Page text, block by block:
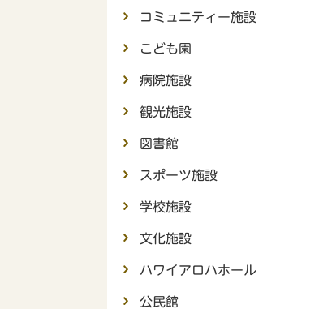
コミュニティー施設
こども園
病院施設
観光施設
図書館
スポーツ施設
学校施設
文化施設
ハワイアロハホール
公民館